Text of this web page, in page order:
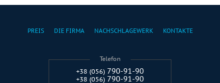
PREIS DIE FIRMA NACHSCHLAGEWERK KONTAKTE
Telefon
+38 (056) 790-91-90
+38 (056) 790-91-90